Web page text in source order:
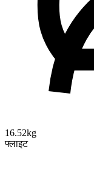
16.52kg
फ्लाइट